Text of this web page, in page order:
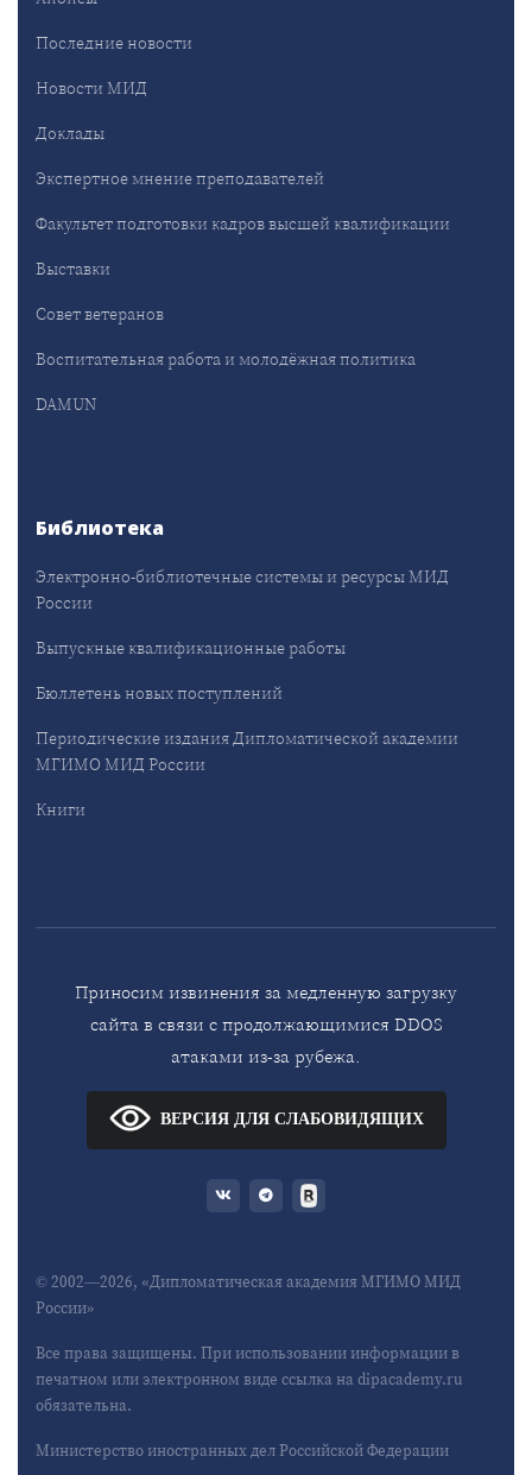
Последние новости
Новости МИД
Доклады
Экспертное мнение преподавателей
Факультет подготовки кадров высшей квалификации
Выставки
Совет ветеранов
Воспитательная работа и молодёжная политика
DAMUN
Библиотека
Электронно-библиотечные системы и ресурсы МИД
России
Выпускные квалификационные работы
Бюллетень новых поступлений
Периодические издания Дипломатической академии
МГИМО МИД России
Книги
Приносим извинения за медленную загрузку
сайта в связи с продолжающимися DDOS
атаками из-за рубежа.
ВЕРСИЯ ДЛЯ СЛАБОВИДЯЩИХ
© 2002—2026, «Дипломатическая академия МГИМО МИД
России»
Все права защищены. При использовании информации в
печатном или электронном виде ссылка на dipacademy.ru
обязательна.
Министерство иностранных дел Российской Федерации